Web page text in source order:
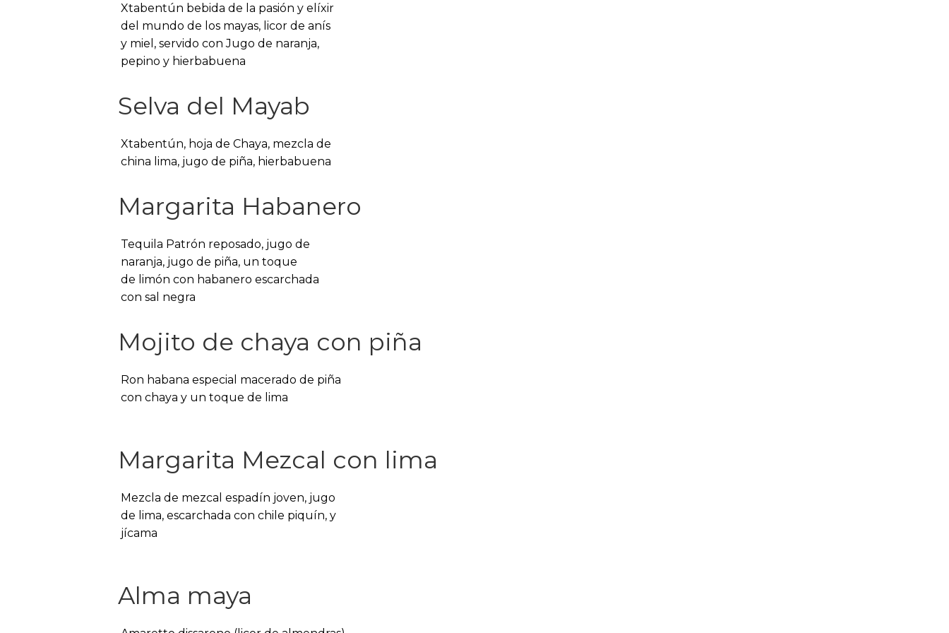
Xtabentún bebida de la pasión y elíxir
del mundo de los mayas, licor de anís
y miel, servido con Jugo de naranja,
pepino y hierbabuena
Selva del Mayab
Xtabentún, hoja de Chaya, mezcla de
china lima, jugo de piña, hierbabuena
Margarita Habanero
Tequila Patrón reposado, jugo de
naranja, jugo de piña, un toque
de limón con habanero escarchada
con sal negra
Mojito de chaya con piña
Ron habana especial macerado de piña
con chaya y un toque de lima
Margarita Mezcal con lima
Mezcla de mezcal espadín joven, jugo
de lima, escarchada con chile piquín, y
jícama
Alma maya